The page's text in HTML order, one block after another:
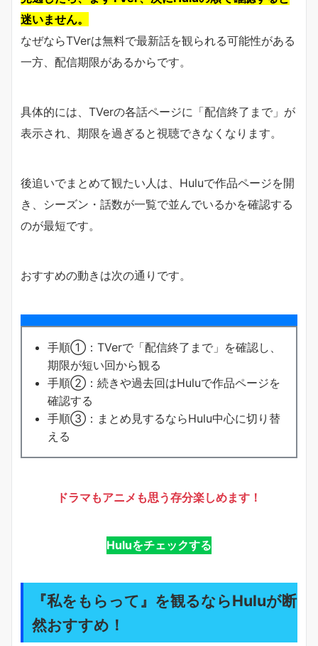
迷いません。
なぜならTVerは無料で最新話を観られる可能性がある
一方、配信期限があるからです。
具体的には、TVerの各話ページに「配信終了まで」が
表示され、期限を過ぎると視聴できなくなります。
後追いでまとめて観たい人は、Huluで作品ページを開
き、シーズン・話数が一覧で並んでいるかを確認する
のが最短です。
おすすめの動きは次の通りです。
手順①：TVerで「配信終了まで」を確認し、
期限が短い回から観る
手順②：続きや過去回はHuluで作品ページを
確認する
手順③：まとめ見するならHulu中心に切り替
える
ドラマもアニメも思う存分楽しめます！
Huluをチェックする
『私をもらって』を観るならHuluが断
然おすすめ！